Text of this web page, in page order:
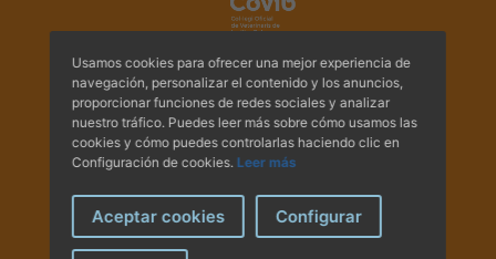
INFORMACIÓN A LA CIUDADANÍA
Centros veterinarios
Colegiados
Guía Responsable
Av. Comte Sallent, 2
Principal A i B - 07003
Palma de Mallorca.
Tel.:+34 971 71 30 49
Tel.:+34 971 71 30 44
E-mail:administracio@covib.org
Usamos cookies para ofrecer una mejor experiencia de
navegación, personalizar el contenido y los anuncios,
proporcionar funciones de redes sociales y analizar
nuestro tráfico. Puedes leer más sobre cómo usamos las
cookies y cómo puedes controlarlas haciendo clic en
Configuración de cookies. Leer más
Aceptar cookies Configurar